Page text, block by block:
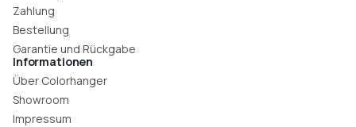
Zahlung
Bestellung
Garantie und Rückgabe
Informationen
Über Colorhanger
Showroom
Impressum